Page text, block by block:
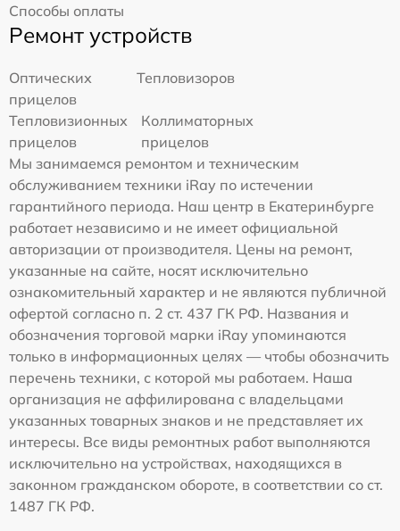
Способы оплаты
Ремонт устройств
Оптических
прицелов
Тепловизоров
Тепловизионных
прицелов
Коллиматорных
прицелов
Мы занимаемся ремонтом и техническим
обслуживанием техники iRay по истечении
гарантийного периода. Наш центр в Екатеринбурге
работает независимо и не имеет официальной
авторизации от производителя. Цены на ремонт,
указанные на сайте, носят исключительно
ознакомительный характер и не являются публичной
офертой согласно п. 2 ст. 437 ГК РФ. Названия и
обозначения торговой марки iRay упоминаются
только в информационных целях — чтобы обозначить
перечень техники, с которой мы работаем. Наша
организация не аффилирована с владельцами
указанных товарных знаков и не представляет их
интересы. Все виды ремонтных работ выполняются
исключительно на устройствах, находящихся в
законном гражданском обороте, в соответствии со ст.
1487 ГК РФ.